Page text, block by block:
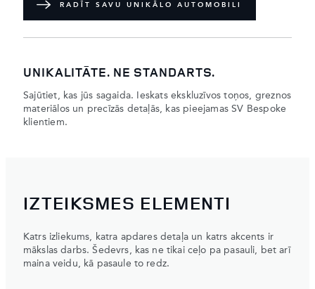
RADĪT SAVU UNIKĀLO AUTOMOBILI
UNIKALITĀTE. NE STANDARTS.
Sajūtiet, kas jūs sagaida. Ieskats ekskluzīvos toņos, greznos
materiālos un precīzās detaļās, kas pieejamas SV Bespoke
klientiem.
IZTEIKSMES ELEMENTI
Katrs izliekums, katra apdares detaļa un katrs akcents ir
mākslas darbs. Šedevrs, kas ne tikai ceļo pa pasauli, bet arī
maina veidu, kā pasaule to redz.